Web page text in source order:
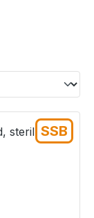
SSB